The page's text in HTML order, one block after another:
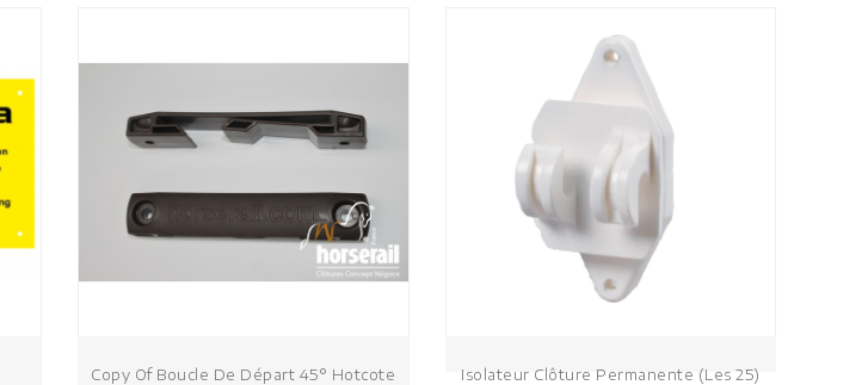
Copy Of Boucle De Départ 45° Hotcote
Isolateur Clôture Permanente (les 25)